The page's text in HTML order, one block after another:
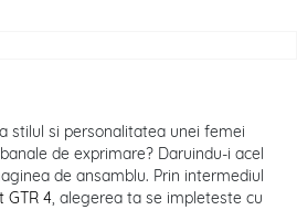
stilul si personalitatea unei femei
de exprimare? Daruindu-i acel
de ansamblu. Prin intermediul
GTR 4, alegerea ta se impleteste cu